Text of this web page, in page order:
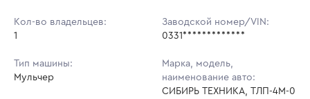
Кол-во ставок:
в аукционах
Кол-во владельцев:
1
Заводской номер/VIN:
0331*************
Тип машины:
Мульчер
Марка, модель,
наименование авто:
СИБИРЬ ТЕХНИКА, ТЛП-4М-0